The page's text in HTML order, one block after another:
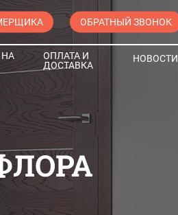
ОБРАТНЫЙ ЗВОНОК
НА
ОПЛАТА И
ДОСТАВКА
НОВОСТИ